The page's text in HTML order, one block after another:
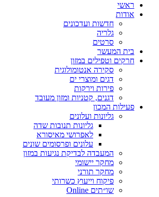
ראשי
אודות
חדשות ועדכונים
גלריה
סרטים
בית המעשר
חרקים וטפילים במזון
סקירה אנטומולוגית
דגים ומוצרי ים
פירות וירקות
דגנים, קטניות ומזון מעובד
פעילות המכון
גליונות ועלונים
גליונות תנובות שדה
לאפרושי מאיסורא
עלונים ופרסומים שונים
המעבדה לבדיקת נגיעות במזון
מחקר יישומי
מחקר תורני
פיקוח וייעוץ כשרותי
שו״תים Online